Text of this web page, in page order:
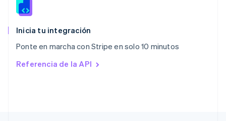
Inicia tu integración
Ponte en marcha con Stripe en solo 10 minutos
Referencia de la API
Reino Unido
English
English
English